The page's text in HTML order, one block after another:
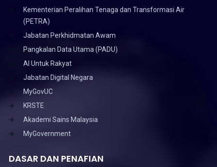
Kementerian Peralihan Tenaga dan Transformasi Air
(PETRA)
Jabatan Perkhidmatan Awam
Pangkalan Data Utama (PADU)
AI Untuk Rakyat
Jabatan Digital Negara
MyGovUC
KRSTE
Akademi Sains Malaysia
MyGovernment
DASAR DAN PENAFIAN